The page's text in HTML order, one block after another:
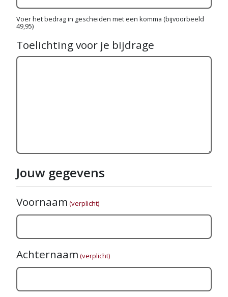
Voer het bedrag in gescheiden met een komma (bijvoorbeeld
49,95)
Toelichting voor je bijdrage
Jouw gegevens
Voornaam (verplicht)
Achternaam (verplicht)